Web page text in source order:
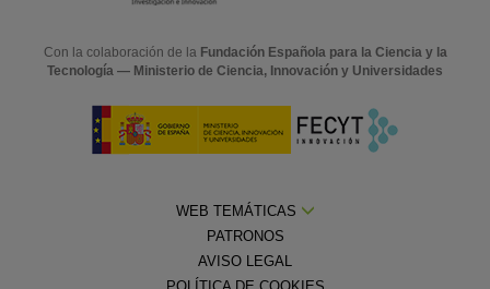
Con la colaboración de la Fundación Española para la Ciencia y la
Tecnología — Ministerio de Ciencia, Innovación y Universidades
WEB TEMÁTICAS
PATRONOS
AVISO LEGAL